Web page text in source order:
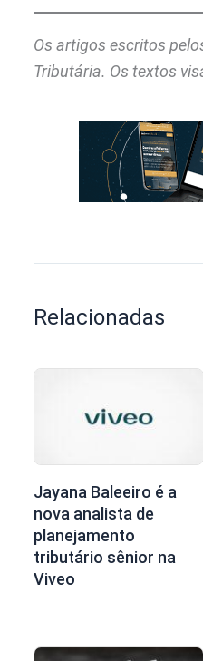
Os artigos escritos
Tributária. Os textos
Relacionadas
Jayana Baleeiro é a
nova analista de
planejamento
tributário sênior na
Viveo